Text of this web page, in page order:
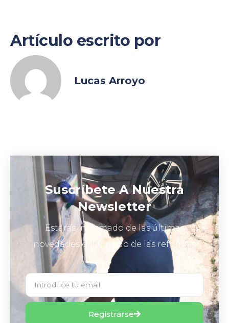
Artículo escrito por
Lucas Arroyo
Suscríbete A Nuestra
Newsletter
Estarás informado de las últimas
novedades del mundo de las reformas
Registrarse